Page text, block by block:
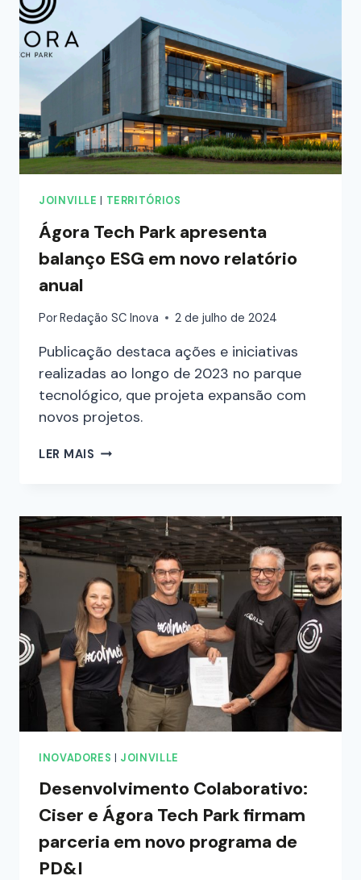
JOINVILLE TERRITÓRIOS
Ágora Tech Park apresenta
balanço ESG em novo relatório
anual
PorRedação SC Inova 2 de julho de 2024
Publicação destaca ações e iniciativas
realizadas ao longo de 2023 no parque
tecnológico, que projeta expansão com
novos projetos.
LER MAIS
INOVADORES JOINVILLE
Desenvolvimento Colaborativo:
Ciser e Ágora Tech Park firmam
parceria em novo programa de
PD&I